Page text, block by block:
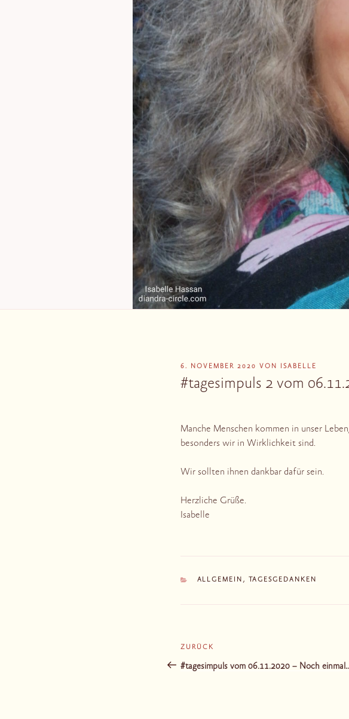
VERÖFFENTLICHT
6. NOVEMBER 2020 VON ISABELLE
#tagesimpuls 2 vom
Manche Menschen kommen in unser
besonders wir in Wirklichkeit sind.
Wir sollten ihnen dankbar dafür sein.
Herzliche Grüße.
Isabelle
KATEGORIEN
ALLGEMEIN , TAGESGEDANKEN
Beitragsnavigation
Vorheriger
Beitrag
ZURÜCK
#tagesimpuls vom 06.11.2020 – Noch